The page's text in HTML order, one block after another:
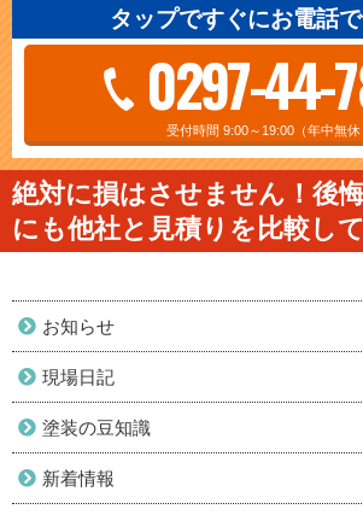
タップですぐにお電話
0297-44-
受付時間 9:00～19:00（年中無休
絶対に損はさせません！後
にも他社と見積りを比較し
お知らせ
現場日記
塗装の豆知識
新着情報